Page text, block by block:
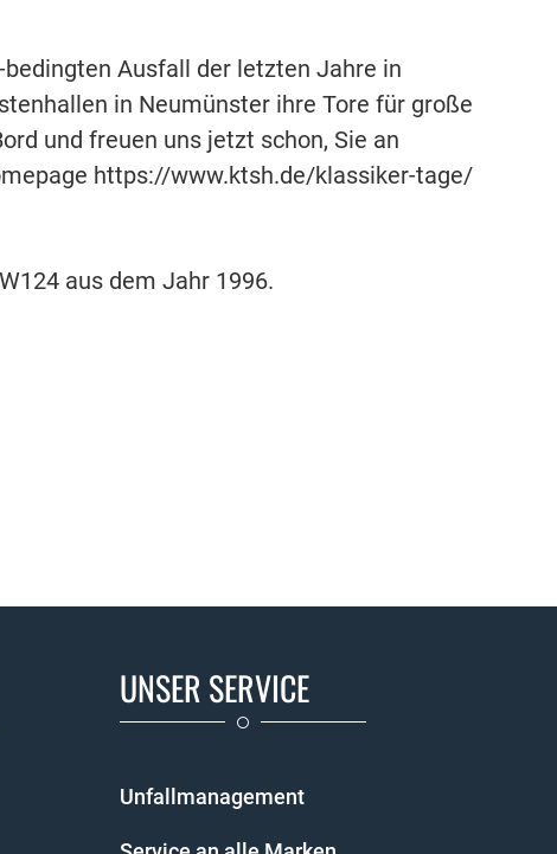
Ausfall der letzten Jahre in
in Neumünster ihre Tore für große
und freuen uns jetzt schon, Sie an
https://www.ktsh.de/klassiker-tage/
aus dem Jahr 1996.
UNSER SERVICE
Unfallmanagement